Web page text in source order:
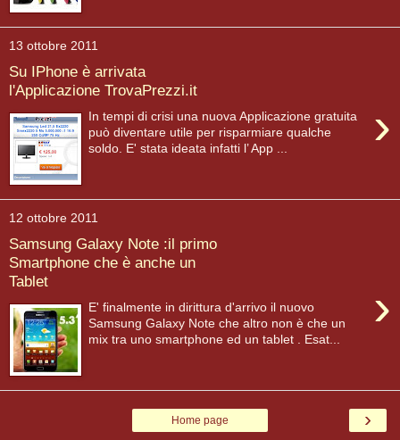
13 ottobre 2011
Su IPhone è arrivata
l'Applicazione TrovaPrezzi.it
›
In tempi di crisi una nuova Applicazione gratuita
può diventare utile per risparmiare qualche
soldo. E' stata ideata infatti l’ App ...
12 ottobre 2011
Samsung Galaxy Note :il primo
Smartphone che è anche un
Tablet
›
E' finalmente in dirittura d'arrivo il nuovo
Samsung Galaxy Note che altro non è che un
mix tra uno smartphone ed un tablet . Esat...
›
Home page